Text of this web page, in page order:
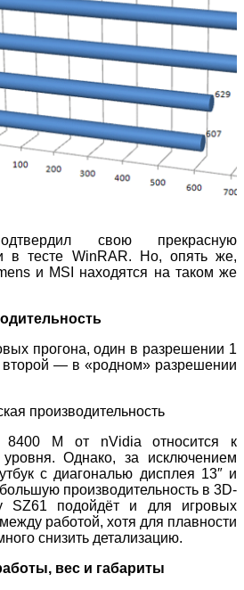
свою прекрасную
и в тесте WinRAR. Но, опять же,
и MSI находятся на таком же
прогона, один в разрешении 1
второй — в «родном» разрешении
8400 M от nVidia относится к
Однако, за исключением
с диагональю дисплея 13″ и
производительность в 3D-
SZ61 подойдёт и для игровых
работой, хотя для плавности
снизить детализацию.
вес и габариты